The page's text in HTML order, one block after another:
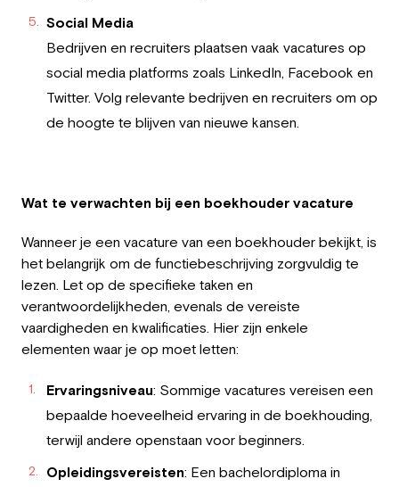
Social Media
Bedrijven en recruiters plaatsen vaak vacatures op
social media platforms zoals LinkedIn, Facebook en
Twitter. Volg relevante bedrijven en recruiters om op
de hoogte te blijven van nieuwe kansen.
Wat te verwachten bij een boekhouder vacature
Wanneer je een vacature van een boekhouder bekijkt, is
het belangrijk om de functiebeschrijving zorgvuldig te
lezen. Let op de specifieke taken en
verantwoordelijkheden, evenals de vereiste
vaardigheden en kwalificaties. Hier zijn enkele
elementen waar je op moet letten:
Ervaringsniveau: Sommige vacatures vereisen een
bepaalde hoeveelheid ervaring in de boekhouding,
terwijl andere openstaan voor beginners.
Opleidingsvereisten: Een bachelordiploma in